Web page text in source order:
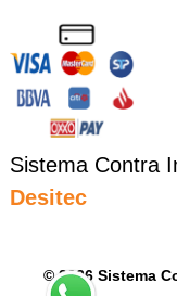
Sistema Contra
Desitec
© 2026 Sistema